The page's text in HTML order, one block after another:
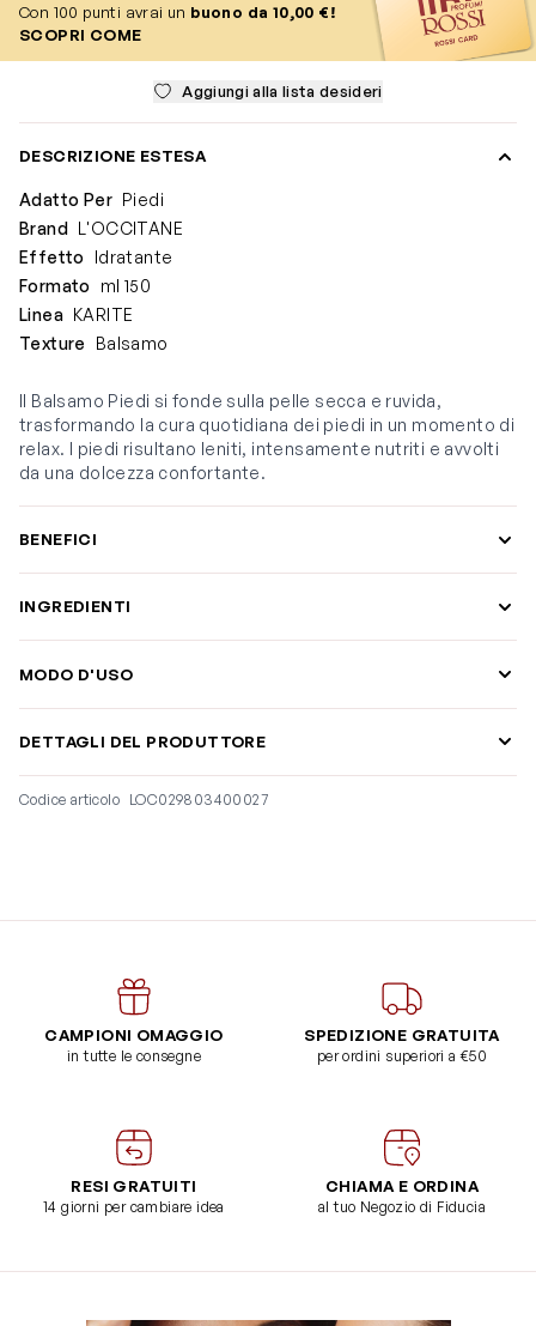
Con 100 punti avrai un buono da 10,00 €!
SCOPRI COME
Aggiungi alla lista desideri
DESCRIZIONE ESTESA
Adatto Per Piedi
Brand L'OCCITANE
Effetto
Idratante
Formato
ml 150
Linea KARITE
Texture
Balsamo
Il Balsamo Piedi si fonde sulla pelle secca e ruvida,
trasformando la cura quotidiana dei piedi in un momento di
relax. I piedi risultano leniti, intensamente nutriti e avvolti
da una dolcezza confortante.
BENEFICI
INGREDIENTI
MODO D'USO
DETTAGLI DEL PRODUTTORE
Codice articolo LOC029803400027
CAMPIONI OMAGGIO
in tutte le consegne
SPEDIZIONE GRATUITA
per ordini superiori a €50
RESI GRATUITI
14 giorni per cambiare idea
CHIAMA E ORDINA
al tuo Negozio di Fiducia